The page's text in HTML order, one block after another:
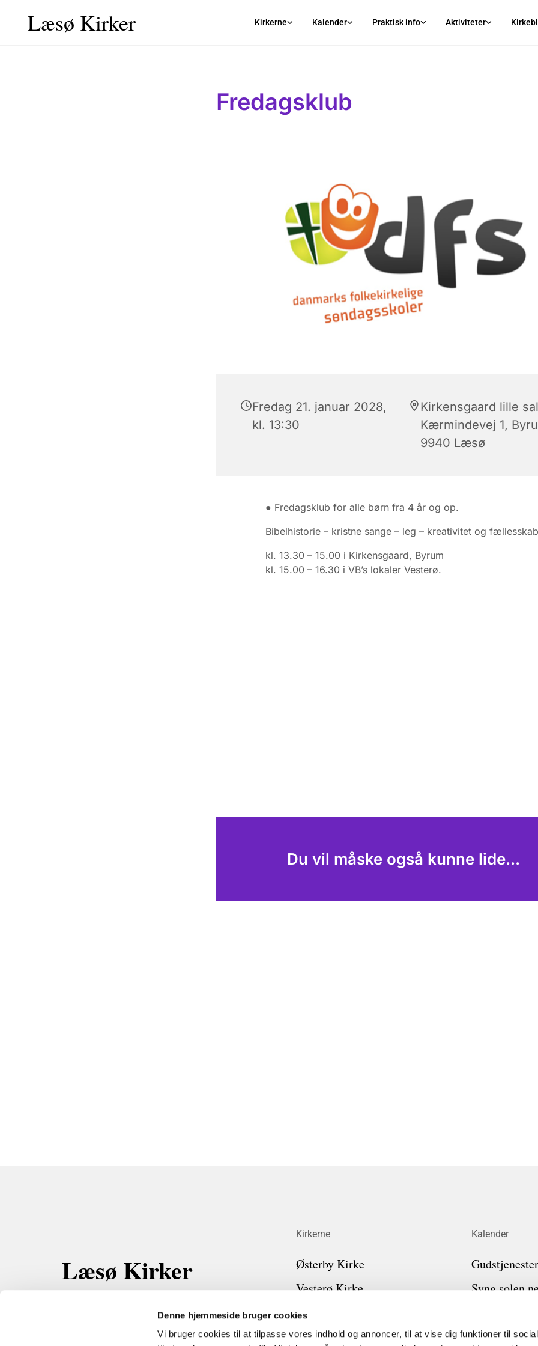
Denne hjemmeside bruger cookies
Vi bruger cookies til at tilpasse vores indhold og annoncer, til at vise dig funktioner til
Læsø Kirker Kirkerne Kalender Praktisk info Aktiviteter
Fredagsklub
Fredag 21. januar 2028,
kl. 13:30
Kirkensgaard lille
Kærmindevej 1,
9940 Læsø
● Fredagsklub for alle børn fra 4 år og op.
Bibelhistorie – kristne sange – leg – kreativitet og
kl. 13.30 – 15.00 i Kirkensgaard, Byrum
kl. 15.00 – 16.30 i VB’s lokaler Vesterø.
Du vil måske også kunne lide...
Læsø Kirker
Kirkerne
Østerby Kirke
Vesterø Kirke
Byrum Kirke
Kirkegårdsvedtægter
Kalender
Gudstjenester
Syng solen
Gudstjeneste